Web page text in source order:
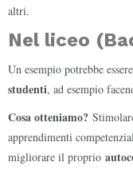
altri.
Nel liceo
Un esempio potrebbe
studenti, ad esempio
Cosa otteniamo?
apprendimenti
migliorare il proprio